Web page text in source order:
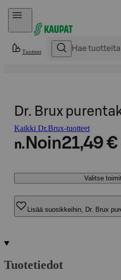
Hyppää sisältöön
Tuotteet
Dr. Brux
Kaikki Dr.Brux-tuotteet
n. Noin21,49 €
Valitse
Lisää suosikkeihin, Dr. Brux
Tuotetiedot